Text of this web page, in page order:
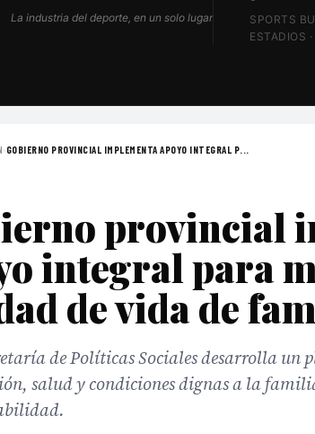
La industria del deporte, en un solo lugar
SPORTS
ESTADIOS
› GOBIERNO PROVINCIAL IMPLEMENTA APOYO INTEGRAL P...
provincial
integral para
de vida de
de Políticas Sociales desarrolla un
salud y condiciones dignas a la